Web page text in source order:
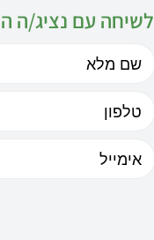
לשיחה עם נציג/ה